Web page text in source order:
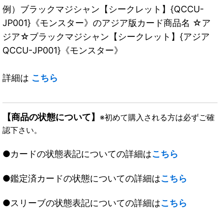
例）ブラックマジシャン【シークレット】{QCCU-
JP001}《モンスター》のアジア版カード商品名 ☆ア
ジア☆ブラックマジシャン【シークレット】{アジア
QCCU-JP001}《モンスター》
詳細は こちら
【商品の状態について】 ※初めて購入される方は必ずご確
認下さい。
●カードの状態表記についての詳細はこちら
●鑑定済カードの状態についての詳細はこちら
●スリーブの状態表記についての詳細はこちら